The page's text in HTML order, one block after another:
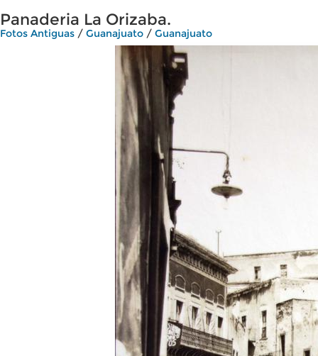
Panaderia La Orizaba.
Fotos Antiguas / Guanajuato / Guanajuato